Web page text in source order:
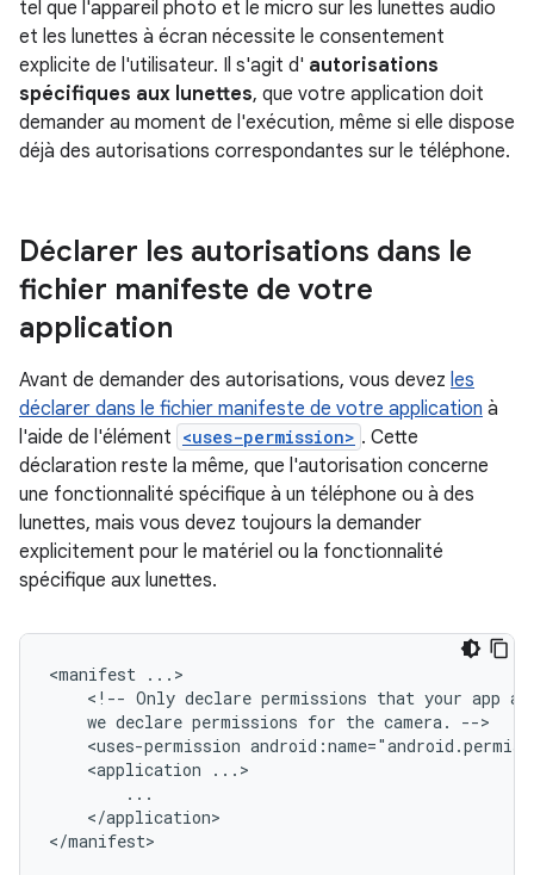
tel que l'appareil photo et le micro sur les lunettes audio
et les lunettes à écran nécessite le consentement
explicite de l'utilisateur. Il s'agit d' autorisations
spécifiques aux lunettes, que votre application doit
demander au moment de l'exécution, même si elle dispose
déjà des autorisations correspondantes sur le téléphone.
Déclarer les autorisations dans le
fichier manifeste de votre
application
Avant de demander des autorisations, vous devez les
déclarer dans le fichier manifeste de votre application à
l'aide de l'élément <uses-permission> . Cette
déclaration reste la même, que l'autorisation concerne
une fonctionnalité spécifique à un téléphone ou à des
lunettes, mais vous devez toujours la demander
explicitement pour le matériel ou la fonctionnalité
spécifique aux lunettes.
<manifest
<!-- Only declare permissions that your app
we declare permissions for the camera.
<uses-permission
<application
</application>